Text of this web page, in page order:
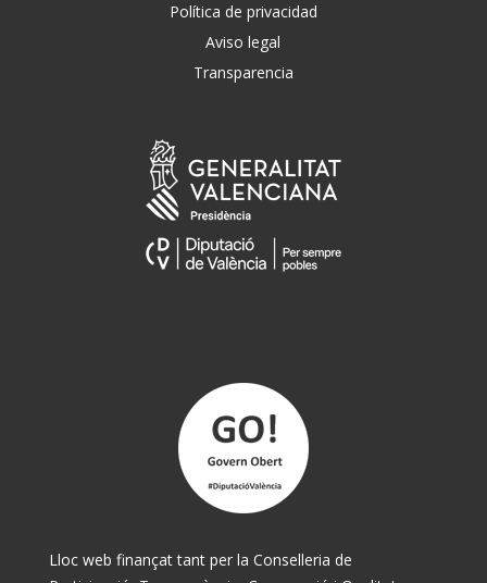
Política de privacidad
Aviso legal
Transparencia
Lloc web finançat tant per la Conselleria de